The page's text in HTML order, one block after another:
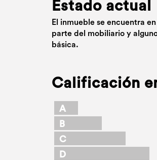
Estado actual
El inmueble se encuentra
parte del mobiliario y
básica.
Calificación
A
B
C
D